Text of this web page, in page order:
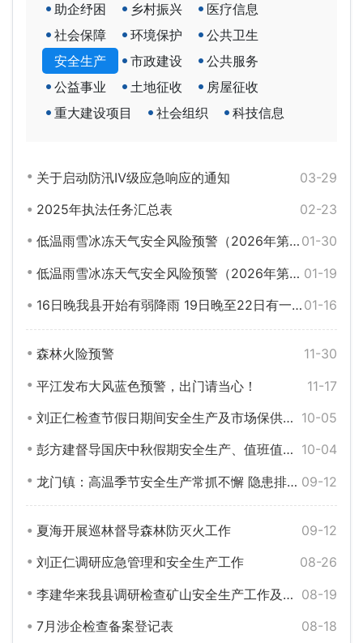
助企纾困
乡村振兴
医疗信息
社会保障
环境保护
公共卫生
安全生产
市政建设
公共服务
公益事业
土地征收
房屋征收
重大建设项目
社会组织 科技信息
03-29
关于启动防汛Ⅳ级应急响应的通知
02-23
2025年执法任务汇总表
01-30
低温雨雪冰冻天气安全风险预警（2026年第二期）
01-19
低温雨雪冰冻天气安全风险预警（2026年第一期）
01-16
16日晚我县开始有弱降雨 19日晚至22日有一次低温雨雪冰冻天气过程
11-30
森林火险预警
11-17
平江发布大风蓝色预警，出门请当心！
10-05
刘正仁检查节假日期间安全生产及市场保供情况
10-04
彭方建督导国庆中秋假期安全生产、值班值守工作
09-12
龙门镇：高温季节安全生产常抓不懈 隐患排查防微杜渐
09-12
夏海开展巡林督导森林防灭火工作
08-26
刘正仁调研应急管理和安全生产工作
08-19
李建华来我县调研检查矿山安全生产工作及非煤矿山、尾矿库包保责任落实情况
08-18
7月涉企检查备案登记表